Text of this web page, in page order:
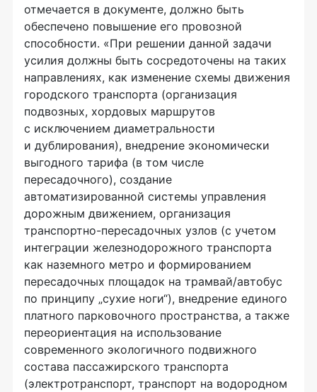
отмечается в документе, должно быть
обеспечено повышение его провозной
способности. «При решении данной задачи
усилия должны быть сосредоточены на таких
направлениях, как изменение схемы движения
городского транспорта (организация
подвозных, хордовых маршрутов
с исключением диаметральности
и дублирования), внедрение экономически
выгодного тарифа (в том числе
пересадочного), создание
автоматизированной системы управления
дорожным движением, организация
транспортно-пересадочных узлов (с учетом
интеграции железнодорожного транспорта
как наземного метро и формированием
пересадочных площадок на трамвай/автобус
по принципу „сухие ноги“), внедрение единого
платного парковочного пространства, а также
переориентация на использование
современного экологичного подвижного
состава пассажирского транспорта
(электротранспорт, транспорт на водородном